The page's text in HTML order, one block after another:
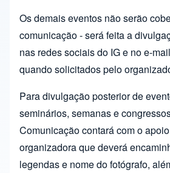
Os demais eventos não serão
comunicação - será feita a
nas redes sociais do IG e no e-
quando solicitados pelo
Para divulgação posterior de
seminários, semanas e
Comunicação contará com o
organizadora que deverá
legendas e nome do fotógrafo,